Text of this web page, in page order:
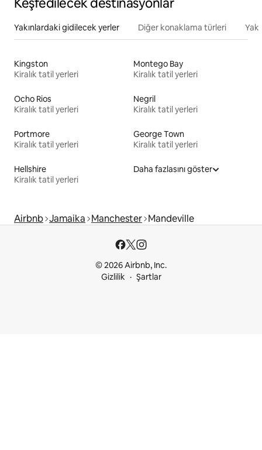
Yakınlardaki gidilecek yerler Diğer konaklama türleri
Kingston
Kiralık tatil yerleri
Montego Bay
Kiralık tatil yerleri
Ocho Rios
Kiralık tatil yerleri
Negril
Kiralık tatil yerleri
Portmore
Kiralık tatil yerleri
George Town
Kiralık tatil yerleri
Hellshire
Kiralık tatil yerleri
Daha fazlasını göster
Airbnb Jamaika Manchester Mandeville
© 2026 Airbnb, Inc.
Gizlilik
Şartlar